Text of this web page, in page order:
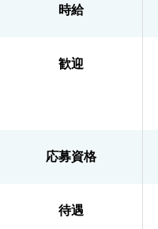
時給
歓迎
応募資格
待遇